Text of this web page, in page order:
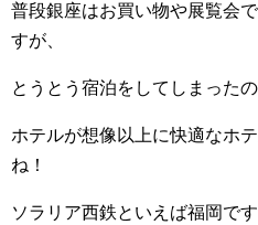
普段銀座はお買い物や展覧会
すが、
とうとう宿泊をしてしまった
ホテルが想像以上に快適なホ
ね！
ソラリア西鉄といえば福岡です